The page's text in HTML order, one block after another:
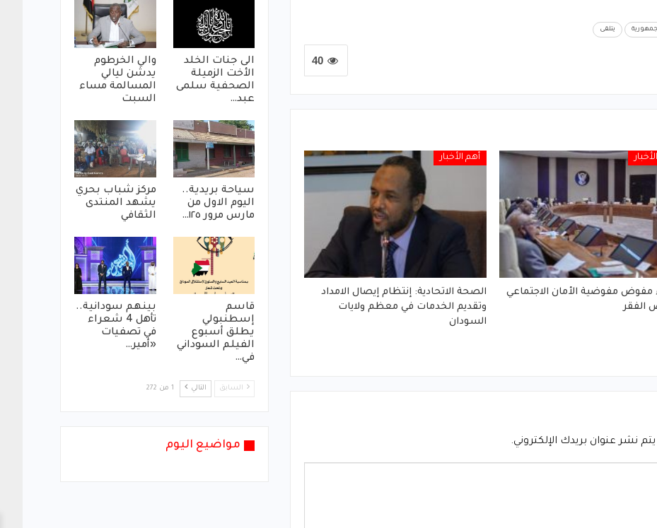
يتلقى
40
مفوض مفوضية الأمان الاجتماعي
الفقر
أهم الأخبار
الصحة الاتحادية: إنتظام إيصال الامداد
وتقديم الخدمات في معظم ولايات
السودان
نشر عنوان بريدك الإلكتروني.
الى جنات الخلد
الأخت الزميلة
الصحفية سلمى
عبد…
والي الخرطوم
يدشن ليالي
المسالمة مساء
السبت
سياحة بريدية..
اليوم الاول من
مارس مرور ١٢٥…
مركز شباب بحري
يشهد المنتدى
الثقافي
قاسم
إسطنبولي
يطلق أسبوع
الفيلم السوداني
في…
بينهم سودانية..
تأهل 4 شعراء
في تصفيات
«أمير…
السابق التالي 1 من 272
مواضيع اليوم